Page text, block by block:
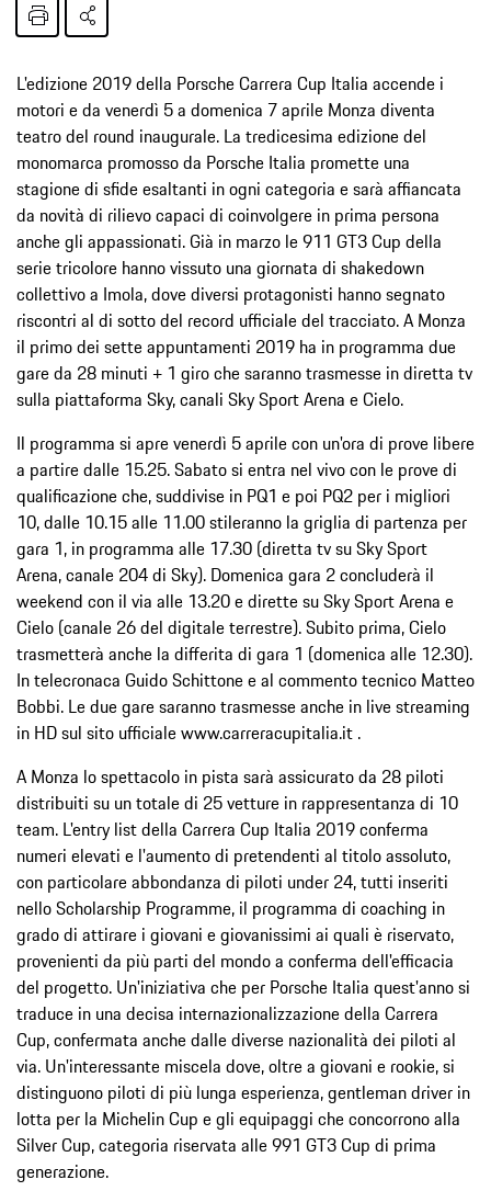
L'edizione 2019 della Porsche Carrera Cup Italia accende i
motori e da venerdì 5 a domenica 7 aprile Monza diventa
teatro del round inaugurale. La tredicesima edizione del
monomarca promosso da Porsche Italia promette una
stagione di sfide esaltanti in ogni categoria e sarà affiancata
da novità di rilievo capaci di coinvolgere in prima persona
anche gli appassionati. Già in marzo le 911 GT3 Cup della
serie tricolore hanno vissuto una giornata di shakedown
collettivo a Imola, dove diversi protagonisti hanno segnato
riscontri al di sotto del record ufficiale del tracciato. A Monza
il primo dei sette appuntamenti 2019 ha in programma due
gare da 28 minuti + 1 giro che saranno trasmesse in diretta tv
sulla piattaforma Sky, canali Sky Sport Arena e Cielo.
Il programma si apre venerdì 5 aprile con un'ora di prove libere
a partire dalle 15.25. Sabato si entra nel vivo con le prove di
qualificazione che, suddivise in PQ1 e poi PQ2 per i migliori
10, dalle 10.15 alle 11.00 stileranno la griglia di partenza per
gara 1, in programma alle 17.30 (diretta tv su Sky Sport
Arena, canale 204 di Sky). Domenica gara 2 concluderà il
weekend con il via alle 13.20 e dirette su Sky Sport Arena e
Cielo (canale 26 del digitale terrestre). Subito prima, Cielo
trasmetterà anche la differita di gara 1 (domenica alle 12.30).
In telecronaca Guido Schittone e al commento tecnico Matteo
Bobbi. Le due gare saranno trasmesse anche in live streaming
in HD sul sito ufficiale www.carreracupitalia.it .
A Monza lo spettacolo in pista sarà assicurato da 28 piloti
distribuiti su un totale di 25 vetture in rappresentanza di 10
team. L'entry list della Carrera Cup Italia 2019 conferma
numeri elevati e l'aumento di pretendenti al titolo assoluto,
con particolare abbondanza di piloti under 24, tutti inseriti
nello Scholarship Programme, il programma di coaching in
grado di attirare i giovani e giovanissimi ai quali è riservato,
provenienti da più parti del mondo a conferma dell'efficacia
del progetto. Un'iniziativa che per Porsche Italia quest'anno si
traduce in una decisa internazionalizzazione della Carrera
Cup, confermata anche dalle diverse nazionalità dei piloti al
via. Un'interessante miscela dove, oltre a giovani e rookie, si
distinguono piloti di più lunga esperienza, gentleman driver in
lotta per la Michelin Cup e gli equipaggi che concorrono alla
Silver Cup, categoria riservata alle 991 GT3 Cup di prima
generazione.